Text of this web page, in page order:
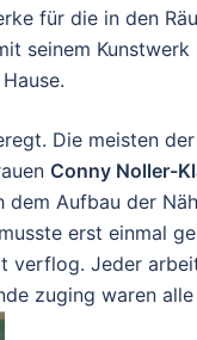
für die in den
seinem
Die meisten
Conny Noller-
Aufbau der
erst einmal
verflog. Jeder
zuging waren